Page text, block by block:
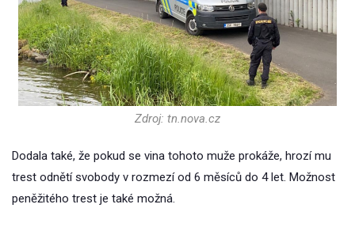
Zdroj: tn.nova.cz
Dodala také, že pokud se vina tohoto muže prokáže, hrozí mu
trest odnětí svobody v rozmezí od 6 měsíců do 4 let. Možnost
peněžitého trest je také možná.